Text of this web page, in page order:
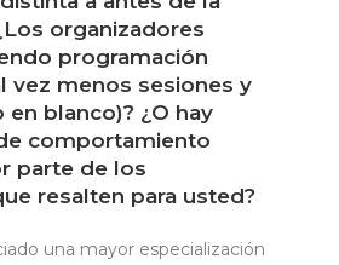
organizadores
programación
vez menos sesiones y
en blanco)? ¿O hay
comportamiento
parte de los
resalten para usted?
una mayor especialización